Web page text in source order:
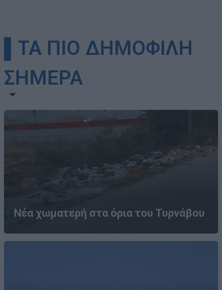
▌ΤΑ ΠΙΟ ΔΗΜΟΦΙΛΗ
ΣΗΜΕΡΑ
Νέα χωματερή στα όρια του Τυρνάβου